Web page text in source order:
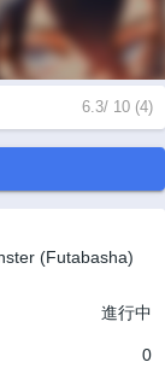
6.3/ 10 (4)
(Futabasha)
進行中
0